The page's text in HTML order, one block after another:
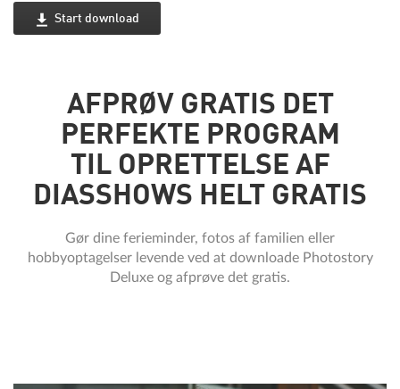
Start download
AFPRØV GRATIS DET
PERFEKTE PROGRAM
TIL OPRETTELSE AF
DIASSHOWS HELT GRATIS
Gør dine ferieminder, fotos af familien eller
hobbyoptagelser levende ved at downloade Photostory
Deluxe og afprøve det gratis.